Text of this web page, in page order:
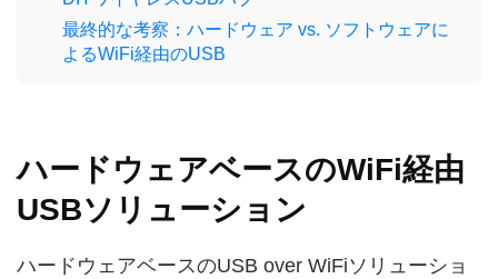
最終的な考察：ハードウェア vs. ソフトウェアに
よるWiFi経由のUSB
ハードウェアベースのWiFi経由
USBソリューション
ハードウェアベースのUSB over WiFiソリューショ